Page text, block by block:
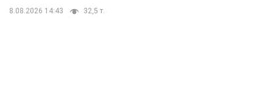
8.08.2026 14:43 32,5 т.